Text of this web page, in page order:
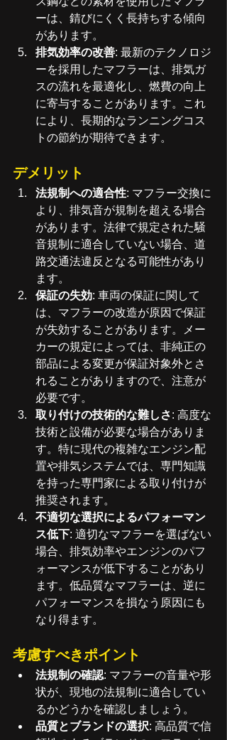
ーは、錆びにくく長持ちする傾向
があります。
排気効率の改善: 最新のテクノロジ
ーを採用したマフラーは、排気ガ
スの流れを最適化し、燃費の向上
に寄与することがあります。これ
により、長期的なランニングコス
トの節約が期待できます。
デメリット
法規制への適合性: マフラー交換に
より、排気音が規制を超える場合
があります。法律で規定された騒
音規制に適合していない場合、道
路交通法違反となる可能性があり
ます。
保証の失効: 車両の保証に関して
は、マフラーの改造が原因で保証
が失効することがあります。メー
カーの規定によっては、非純正の
部品による変更が保証対象外とさ
れることがありますので、注意が
必要です。
取り付けの技術的な難しさ: 高度な
技術と設備が必要な場合がありま
す。特に現代の複雑なエンジン配
置や排気システムでは、専門知識
を持った専門家による取り付けが
推奨されます。
不適切な選択によるパフォーマン
ス低下: 適切なマフラーを選ばない
場合、排気効率やエンジンのパフ
ォーマンスが低下することがあり
ます。低品質なマフラーは、逆に
パフォーマンスを損なう原因にも
なり得ます。
考慮すべきポイント
法規制の確認: マフラーの音量や形
状が、現地の法規制に適合してい
るかどうかを確認しましょう。
品質とブランドの選択: 高品質で信